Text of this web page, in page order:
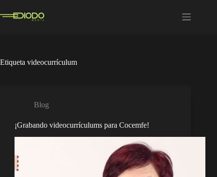
al
contenido
Etiqueta videocurrículum
Blog
¡Grabando videocurrículums para Cocemfe!